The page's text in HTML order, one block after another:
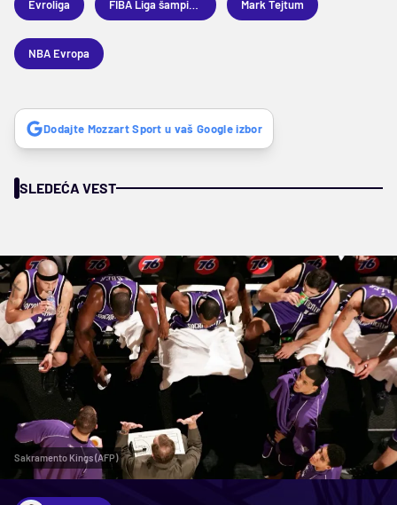
Evroliga FIBA Liga šampiona Mark Tejtum
NBA Evropa
Dodajte Mozzart Sport u vaš Google izbor
SLEDEĆA VEST
Sakramento Kings (AFP)